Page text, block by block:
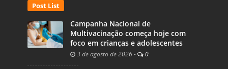
Post List
Campanha Nacional de
Multivacinação começa hoje com
foco em crianças e adolescentes
3 de agosto de 2026 - 0